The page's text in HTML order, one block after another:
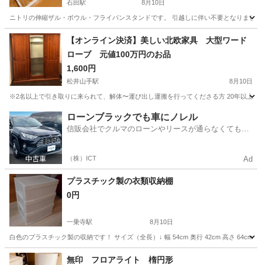
石田駅 8月10日
ニトリの伸縮ザル・ボウル・フライパンスタンドです。 引越しに伴い不要となりま
京都 宇治市 石田駅 収納家具
【オンライン決済】美しい北欧家具 大型ワード
ローブ 元値100万円のお品
1,600円
松井山手駅 8月10日
※2名以上で引き取りに来られて、解体〜運び出し運搬を行ってくださる方 20年以上
京都 八幡市 松井山手駅 収納家具 ワードローブ
ローンブラックでも車にノレル
信販会社でクルマのローンやリースが通らなくてもク
（株）ICT Ad
プラスチック製の衣類収納棚
0円
一乗寺駅 8月10日
白色のプラスチック製の収納です！ サイズ（全長）↓ 幅 54cm 奥行 42cm 高さ 64cm
京都 京都市 一乗寺駅 収納家具
無印 フロアライト 楕円形